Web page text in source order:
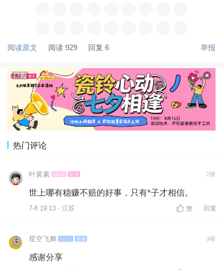
阅读原文 阅读 929 回复 6 举报
热门评论
叶黄素 LV14 妃子 2楼
世上哪有稳赚不赔的好事，只有*子才相信。
7-8 19:13 · 江苏 赞 回复
星空飞舞 LV17 皇帝 3楼
感谢分享